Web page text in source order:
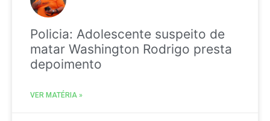
Policia: Adolescente suspeito de
matar Washington Rodrigo presta
depoimento
VER MATÉRIA »